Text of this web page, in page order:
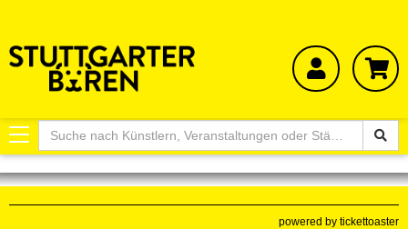
Toggle
navigation
powered by tickettoaster